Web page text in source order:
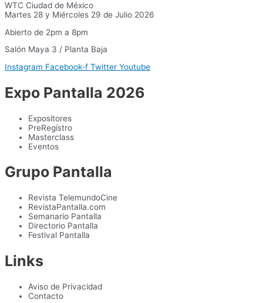
WTC Ciudad de México
Martes 28 y Miércoles 29 de Julio 2026
Abierto de 2pm a 8pm
Salón Maya 3 / Planta Baja
Instagram Facebook-f Twitter Youtube
Expo Pantalla 2026
Expositores
PreRegístro
Masterclass
Eventos
Grupo Pantalla
Revista TelemundoCine
RevistaPantalla.com
Semanario Pantalla
Directorio Pantalla
Festival Pantalla
Links
Aviso de Privacidad
Contacto